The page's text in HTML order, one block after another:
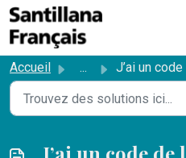
Passer au contenu principal
Accueil ... J’ai un code de licence pour